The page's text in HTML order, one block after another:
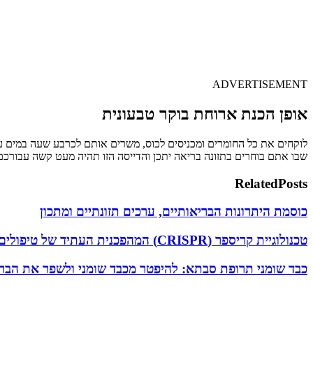
ADVERTISEMENT
אופן הכנת ארוחת בוקר טבעונית
לוקחים את כל החומרים ומכניסים לכוס, משרים אותם לכרבע שעה
שבו אתם בוחרים בתזונה בריאה יתכן והדייסה הזו תהיה מעט קשה
RelatedPosts
כוסמת היתרונות הבריאותיים, ערכים תזונתיים ומתכון
טכנולוגיית קריספר (CRISPR) המהפכנית העתיד של טיפולים בריאותיים
כבד שומני תרופת סבתא: להיפטר מכבד שומני ולשפר את